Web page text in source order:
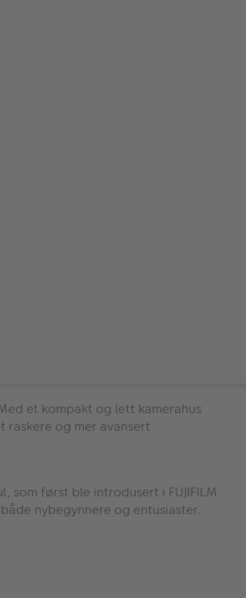
et kompakt og lett kamerahus
og mer avansert
først ble introdusert i FUJIFILM
nybegynnere og entusiaster.